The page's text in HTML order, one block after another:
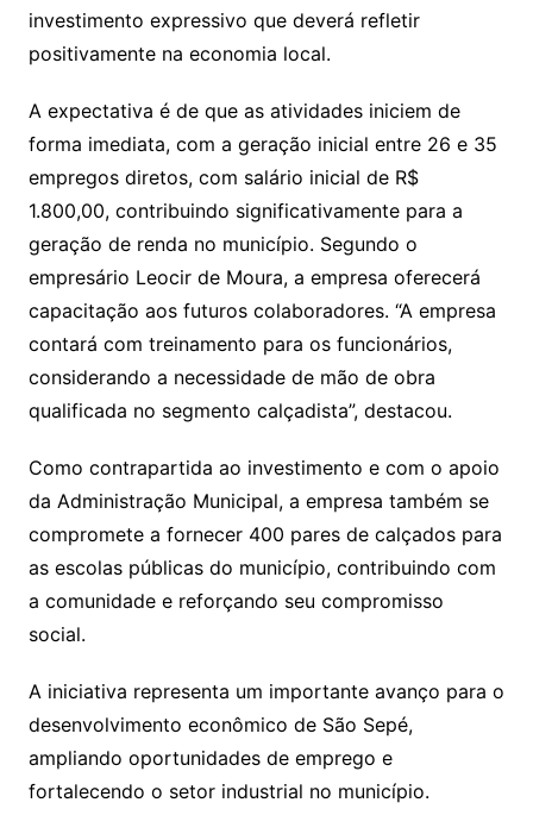
investimento expressivo que deverá refletir
positivamente na economia local.
A expectativa é de que as atividades iniciem de
forma imediata, com a geração inicial entre 26 e 35
empregos diretos, com salário inicial de R$
1.800,00, contribuindo significativamente para a
geração de renda no município. Segundo o
empresário Leocir de Moura, a empresa oferecerá
capacitação aos futuros colaboradores. “A empresa
contará com treinamento para os funcionários,
considerando a necessidade de mão de obra
qualificada no segmento calçadista”, destacou.
Como contrapartida ao investimento e com o apoio
da Administração Municipal, a empresa também se
compromete a fornecer 400 pares de calçados para
as escolas públicas do município, contribuindo com
a comunidade e reforçando seu compromisso
social.
A iniciativa representa um importante avanço para o
desenvolvimento econômico de São Sepé,
ampliando oportunidades de emprego e
fortalecendo o setor industrial no município.